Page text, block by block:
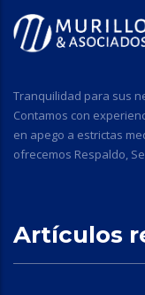
Tranquilidad para sus
Contamos con
en apego a estrictas
ofrecemos Respaldo,
Artículos